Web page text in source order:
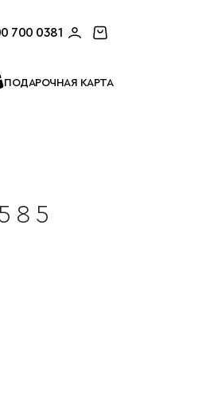
700 0381
ПОДАРОЧНАЯ КАРТА